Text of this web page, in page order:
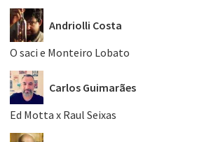
Andriolli Costa
O saci e Monteiro Lobato
Carlos Guimarães
Ed Motta x Raul Seixas